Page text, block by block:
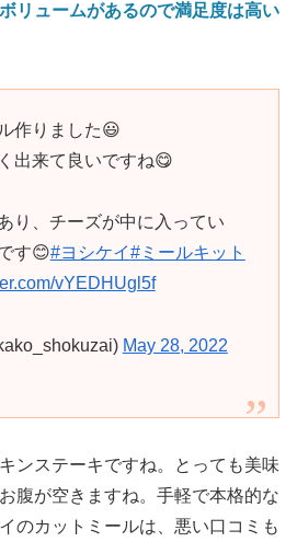
リュームがあるので満足度は高い
作りました😃
出来て良いですね😋
り、チーズが中に入ってい
す😊#ヨシケイ#ミールキット
vYEDHUgl5f
May 28, 2022
ンステーキですね。とっても美味
腹が空きますね。手軽で本格的な
のカットミールは、悪い口コミも